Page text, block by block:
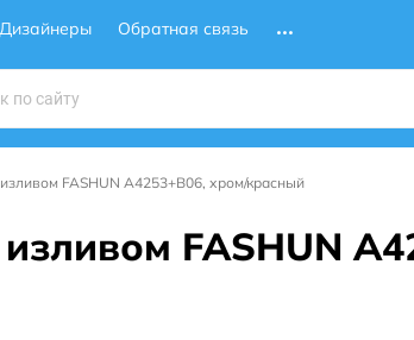
Дизайнеры Обратная связь
FASHUN A4253+B06, хром/красный
FASHUN